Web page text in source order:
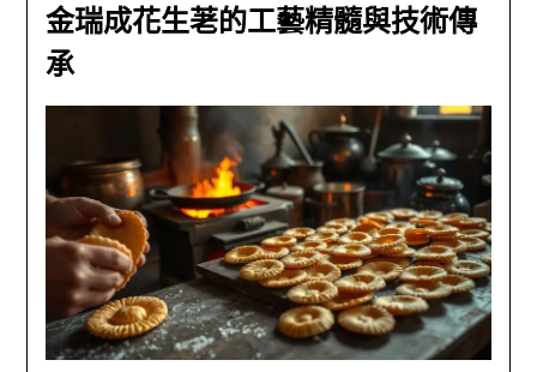
金瑞成花生荖的工藝精髓與技術傳
承